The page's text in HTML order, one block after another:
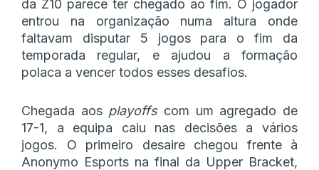
da Z10 parece ter chegado ao fim. O jogador
entrou na organização numa altura onde
faltavam disputar 5 jogos para o fim da
temporada regular, e ajudou a formação
polaca a vencer todos esses desafios.
Chegada aos playoffscom um agregado de
17-1, a equipa caiu nas decisões a vários
jogos. O primeiro desaire chegou frente à
Anonymo Esports na final da Upper Bracket,